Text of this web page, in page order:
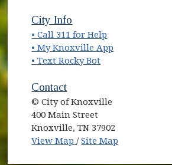
(opens in new window)
City Info
• Call 311 for Help
• My Knoxville App
• Text Rocky Bot
Contact
© City of Knoxville
400 Main Street
Knoxville, TN 37902
View Map (opens in new window)
/Site Map